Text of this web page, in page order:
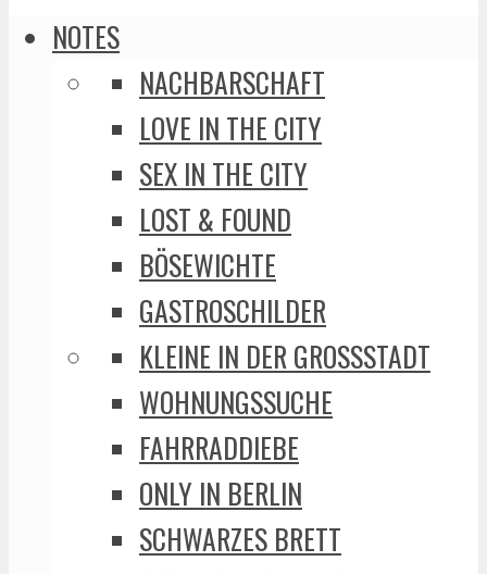
NOTES
NACHBARSCHAFT
LOVE IN THE CITY
SEX IN THE CITY
LOST & FOUND
BÖSEWICHTE
GASTROSCHILDER
KLEINE IN DER GROSSSTADT
WOHNUNGSSUCHE
FAHRRADDIEBE
ONLY IN BERLIN
SCHWARZES BRETT